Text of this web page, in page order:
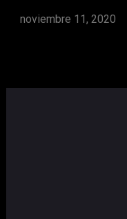
noviembre 11, 2020